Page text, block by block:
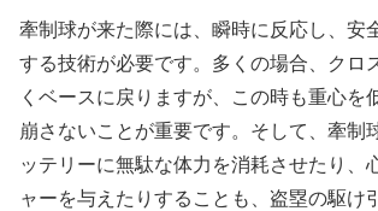
牽制球が来た際には、瞬時に反応し、安
する技術が必要です。多くの場合、クロ
くベースに戻りますが、この時も重心を
崩さないことが重要です。そして、牽制
ッテリーに無駄な体力を消耗させたり、
ャーを与えたりすることも、盗塁の駆け